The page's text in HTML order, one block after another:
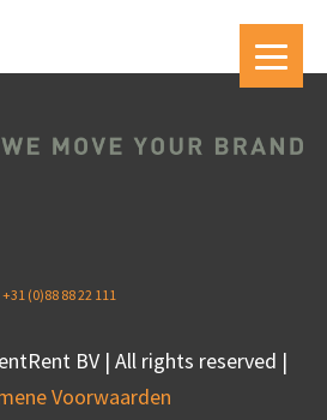
+31 (0)88 88 22 111
BV | All rights reserved |
Voorwaarden